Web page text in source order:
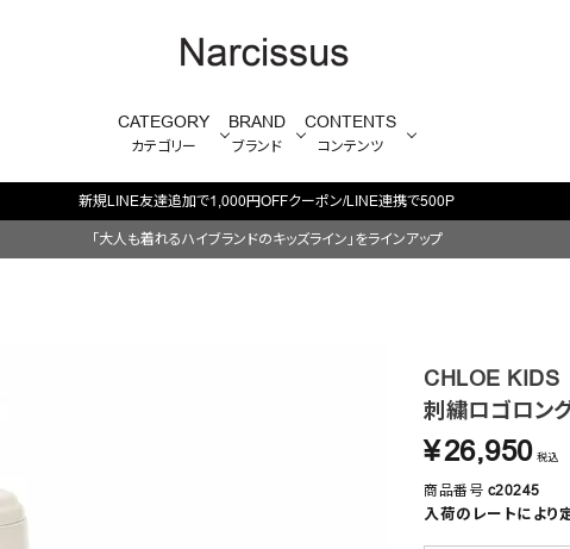
CATEGORY
カテゴリー
BRAND
ブランド
CONTENTS
コンテンツ
「大人も着れるハイブランドのキッズライン」をラインアップ
CHLOE KIDS
刺繍ロゴロン
¥26,950 税込
商品番号 c20245
入荷のレートにより